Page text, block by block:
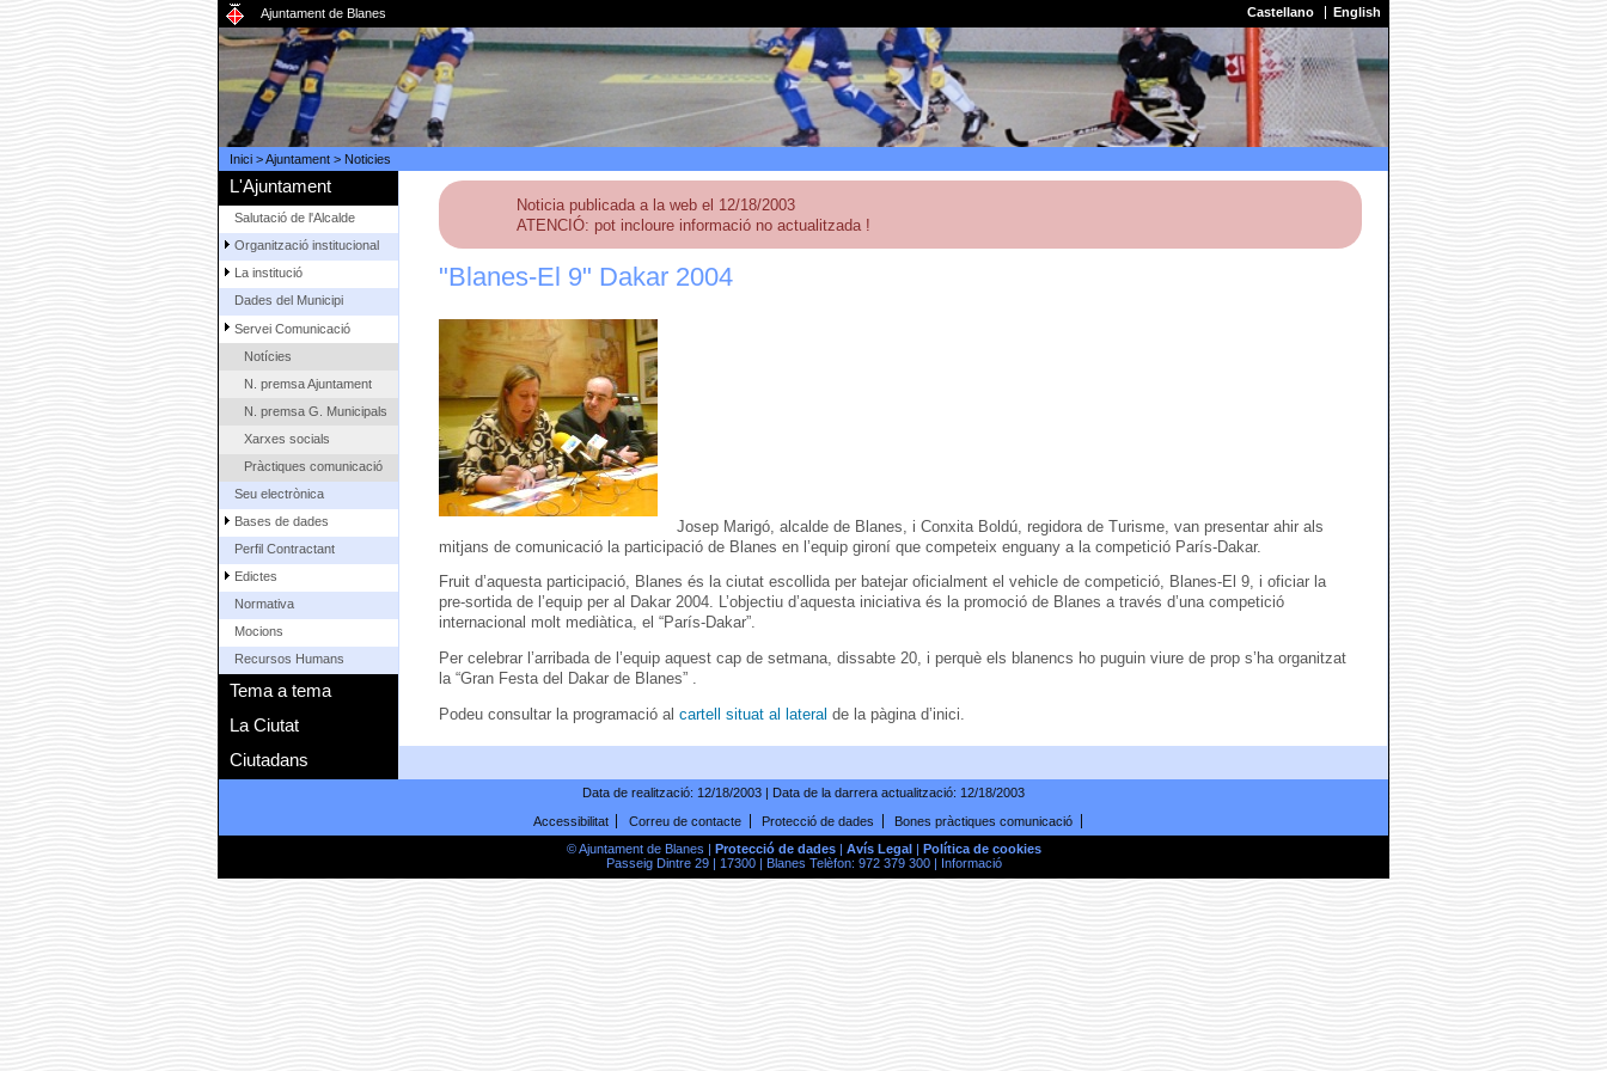
Ajuntament de Blanes Castellano English
Inici>Ajuntament> Noticies
L'Ajuntament
Salutació de l'Alcalde
Organització institucional
La institució
Dades del Municipi
Servei Comunicació
Notícies
N. premsa Ajuntament
N. premsa G. Municipals
Xarxes socials
Pràctiques comunicació
Seu electrònica
Bases de dades
Perfil Contractant
Edictes
Normativa
Mocions
Recursos Humans
Tema a tema
La Ciutat
Ciutadans
Noticia publicada a la web el 12/18/2003
ATENCIÓ: pot incloure informació no actualitzada !
"Blanes-El 9" Dakar 2004
Josep Marigó, alcalde de Blanes, i Conxita Boldú, regidora de Turisme, van presentar ahir als
mitjans de comunicació la participació de Blanes en l’equip gironí que competeix enguany a la competició París-Dakar.
Fruit d’aquesta participació, Blanes és la ciutat escollida per batejar oficialment el vehicle de competició, Blanes-El 9, i oficiar la
pre-sortida de l’equip per al Dakar 2004. L’objectiu d’aquesta iniciativa és la promoció de Blanes a través d’una competició
internacional molt mediàtica, el “París-Dakar”.
Per celebrar l’arribada de l’equip aquest cap de setmana, dissabte 20, i perquè els blanencs ho puguin viure de prop s’ha organitzat
la “Gran Festa del Dakar de Blanes” .
Podeu consultar la programació al cartell situat al lateral de la pàgina d’inici.
Data de realització: 12/18/2003 | Data de la darrera actualització: 12/18/2003
Accessibilitat
Correu de contacte Protecció de dades
Bones pràctiques comunicació
© Ajuntament de Blanes |
Protecció de dades| Avís Legal
Política de cookies
Passeig Dintre 29 | 17300 | Blanes Telèfon: 972 379 300 |
Informació